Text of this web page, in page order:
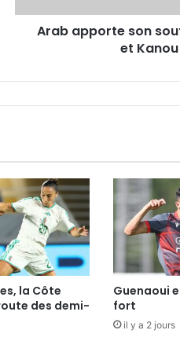
Arab apporte son
et Kanou
la Côte
des demi-
Guenaoui
fort
il y a 2 jours